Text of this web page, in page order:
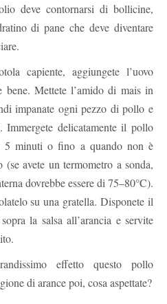
deve contornarsi di bollicine,
di pane che deve diventare
capiente, aggiungete l’uovo
bene. Mettete l’amido di mais in
impanate ogni pezzo di pollo e
Immergete delicatamente il pollo
5 minuti o fino a quando non è
avete un termometro a sonda,
dovrebbe essere di 75–80°C).
su una gratella. Disponete il
la salsa all’arancia e servite
effetto questo pollo
di arance poi, cosa aspettate?